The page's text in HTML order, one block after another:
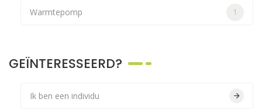
Warmtepomp 1
GEÏNTERESSEERD?
Ik ben een individu